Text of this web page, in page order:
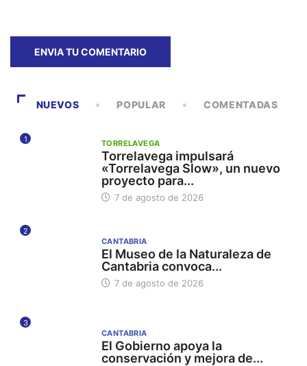
NUEVOS POPULAR COMENTADAS
1 TORRELAVEGA
Torrelavega impulsará
«Torrelavega Slow», un nuevo
proyecto para...
7 de agosto de 2026
2
CANTABRIA
El Museo de la Naturaleza de
Cantabria convoca...
7 de agosto de 2026
3
CANTABRIA
El Gobierno apoya la
conservación y mejora de...